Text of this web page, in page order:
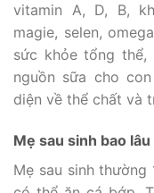
vitamin A, D, B,
magie, selen,
sức khỏe tổng
nguồn sữa cho
diện về thể chất và
Mẹ sau sinh bao
Mẹ sau sinh thường